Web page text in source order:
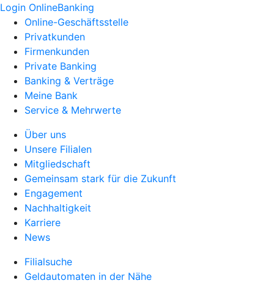
Login OnlineBanking
Online-Geschäftsstelle
Privatkunden
Firmenkunden
Private Banking
Banking & Verträge
Meine Bank
Service & Mehrwerte
Über uns
Unsere Filialen
Mitgliedschaft
Gemeinsam stark für die Zukunft
Engagement
Nachhaltigkeit
Karriere
News
Filialsuche
Geldautomaten in der Nähe